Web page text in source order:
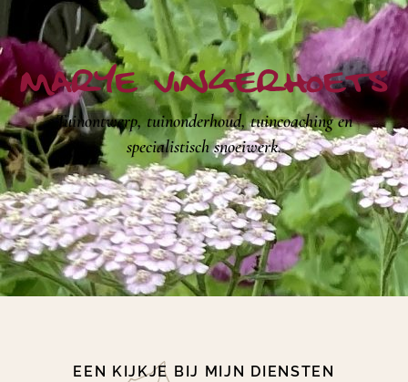
Tuinontwerp, tuinonderhoud, tuincoaching en
specialistisch snoeiwerk.
EEN KIJKJE BIJ MIJN DIENSTEN